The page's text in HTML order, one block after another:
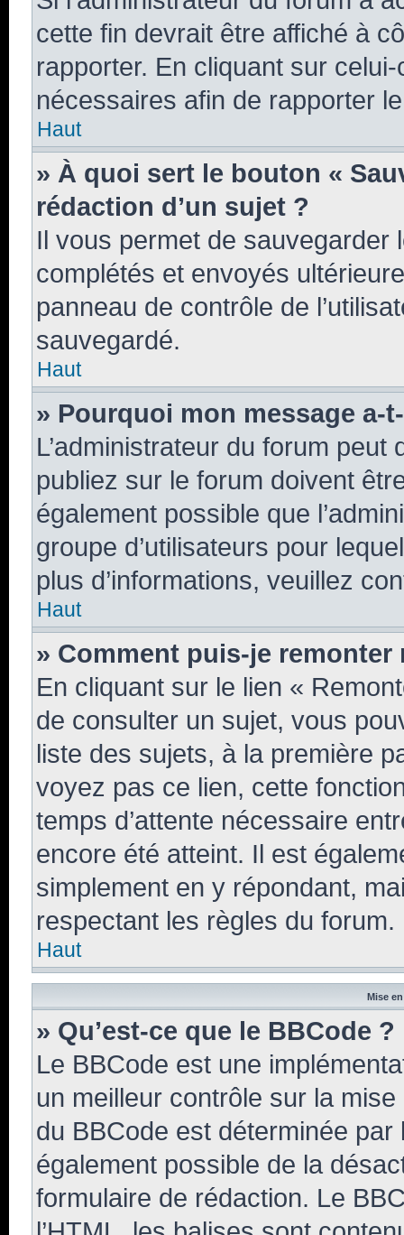
cette fin devrait être affiché à
rapporter. En cliquant sur
nécessaires afin de rapporter
Haut
» À quoi sert le bouton «
rédaction d’un sujet ?
Il vous permet de sauvegarder
complétés et envoyés
panneau de contrôle de
sauvegardé.
Haut
» Pourquoi mon message a-
L’administrateur du forum
publiez sur le forum doivent
également possible que
groupe d’utilisateurs pour
plus d’informations, veuillez
Haut
» Comment puis-je remonter
En cliquant sur le lien «
de consulter un sujet, vous
liste des sujets, à la première
voyez pas ce lien, cette
temps d’attente nécessaire
encore été atteint. Il est
simplement en y répondant,
respectant les règles du forum.
Haut
Mise
» Qu’est-ce que le BBCode ?
Le BBCode est une
un meilleur contrôle sur la mise
du BBCode est déterminée par
également possible de la
formulaire de rédaction. Le